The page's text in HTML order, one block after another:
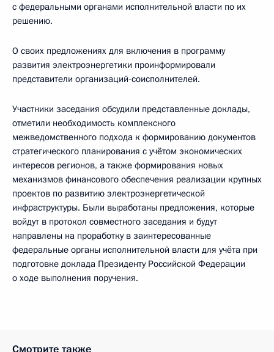
с федеральными органами исполнительной власти по их
решению.
О своих предложениях для включения в программу
развития электроэнергетики проинформировали
представители организаций-соисполнителей.
Участники заседания обсудили представленные доклады,
отметили необходимость комплексного
межведомственного подхода к формированию документов
стратегического планирования с учётом экономических
интересов регионов, а также формирования новых
механизмов финансового обеспечения реализации крупных
проектов по развитию электроэнергетической
инфраструктуры. Были выработаны предложения, которые
войдут в протокол совместного заседания и будут
направлены на проработку в заинтересованные
федеральные органы исполнительной власти для учёта при
подготовке доклада Президенту Российской Федерации
о ходе выполнения поручения.